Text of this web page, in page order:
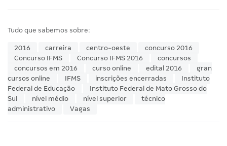
Tudo que sabemos sobre:
2016 carreira centro-oeste
concurso 2016
Concurso IFMS
Concurso IFMS 2016
concursos
concursos em 2016
curso online edital 2016
gran
cursos online
IFMS inscrições encerradas
Instituto
Federal de Educação
Instituto Federal de Mato Grosso do
Sul
nível médio nível superior
técnico
administrativo
Vagas